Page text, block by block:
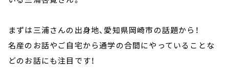
まずは三浦さんの出身地、愛知県岡崎市の話題から！
名産のお話やご自宅から通学の合間にやっていることな
どのお話にも注目です！